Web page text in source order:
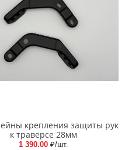
крепления защиты рук
к траверсе 28мм
1 390.00 ₽/шт.